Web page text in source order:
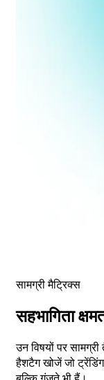
सामग्री मैट्रिक्स
सहभागिता
उन विषयों पर
हैशटैग खोजें जो